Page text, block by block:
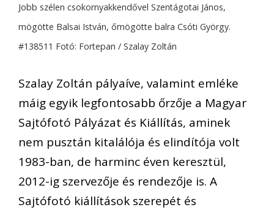
Jobb szélen csokornyakkendővel Szentágotai János,
mögötte Balsai István, őmögötte balra Csóti György.
#138511 Fotó: Fortepan / Szalay Zoltán
Szalay Zoltán pályaíve, valamint emléke
máig egyik legfontosabb őrzője a Magyar
Sajtófotó Pályázat és Kiállítás, aminek
nem pusztán kitalálója és elindítója volt
1983-ban, de harminc éven keresztül,
2012-ig szervezője és rendezője is. A
Sajtófotó kiállítások szerepét és